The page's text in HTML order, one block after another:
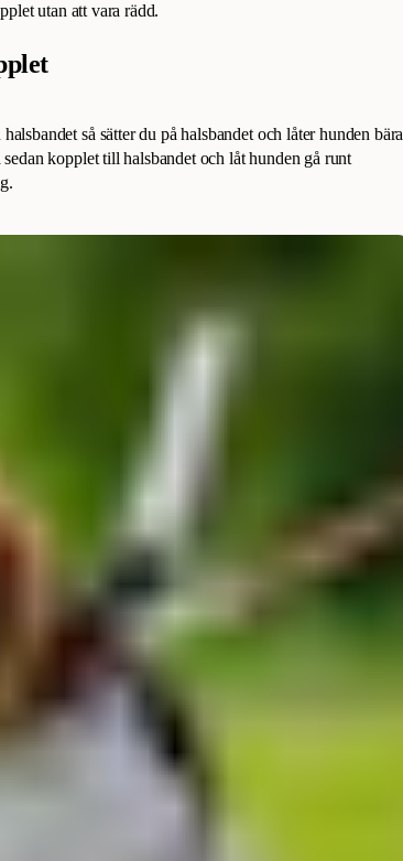
utan att vara rädd.
så sätter du på halsbandet och låter hunden bära
kopplet till halsbandet och låt hunden gå runt